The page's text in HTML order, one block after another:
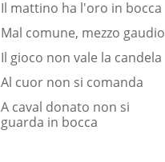
Il mattino ha l'oro in bocca
Mal comune, mezzo gaudio
Il gioco non vale la candela
Al cuor non si comanda
A caval donato non si
guarda in bocca